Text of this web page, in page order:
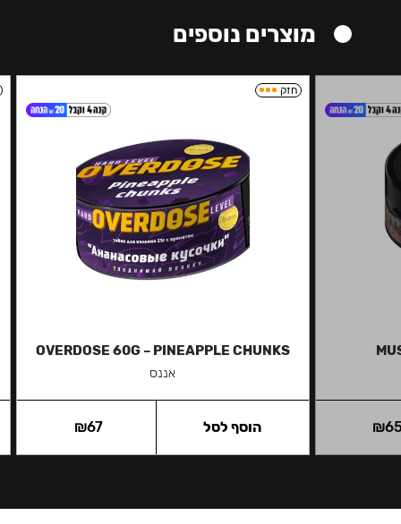
מוצרים נוספים
₪
חזק
OVERDOSE 60G – PINEAPPLE CHUNKS
אננס
₪67 הוסף לסל